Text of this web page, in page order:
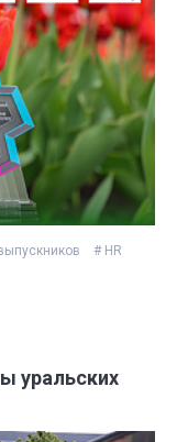
# HR
уральских